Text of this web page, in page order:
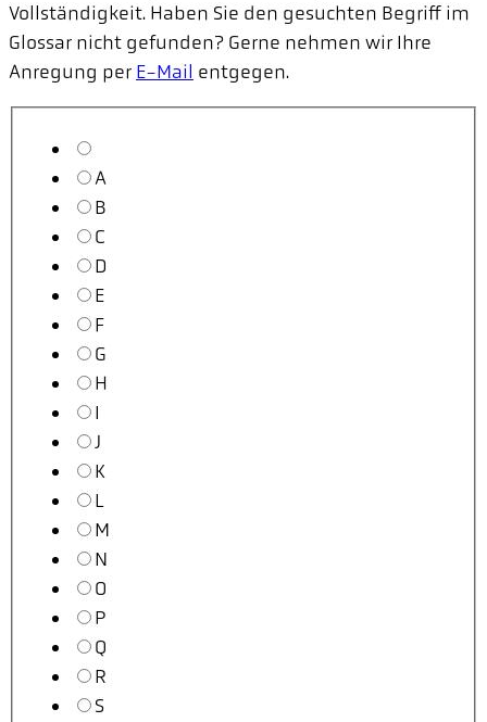
Vollständigkeit. Haben Sie den gesuchten Begriff im
Glossar nicht gefunden? Gerne nehmen wir Ihre
Anregung per E-Mail entgegen.
A
B
C
D
E
F
G
H
I
J
K
L
M
N
O
P
Q
R
S